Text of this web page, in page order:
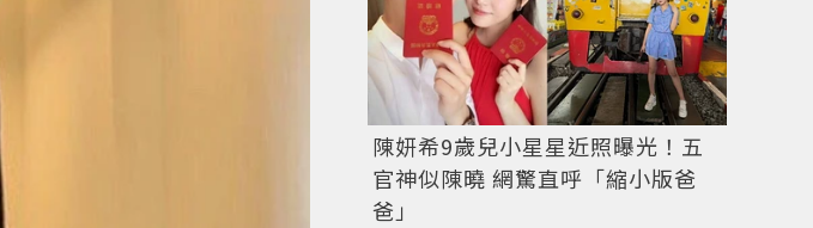
陳妍希9歲兒小星星近照曝光！五
官神似陳曉 網驚直呼「縮小版爸
爸」